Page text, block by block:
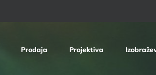
Prodaja Projektiva